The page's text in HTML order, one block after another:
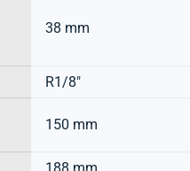
38 mm
R1/8"
150 mm
188 mm